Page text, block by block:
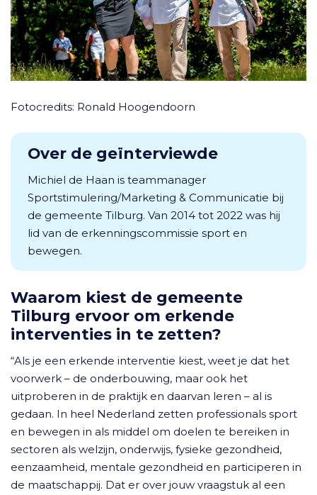
Fotocredits: Ronald Hoogendoorn
Over de geïnterviewde
Michiel de Haan is teammanager
Sportstimulering/Marketing & Communicatie bij
de gemeente Tilburg. Van 2014 tot 2022 was hij
lid van de erkenningscommissie sport en
bewegen.
Waarom kiest de gemeente
Tilburg ervoor om erkende
interventies in te zetten?
“Als je een erkende interventie kiest, weet je dat het
voorwerk – de onderbouwing, maar ook het
uitproberen in de praktijk en daarvan leren – al is
gedaan. In heel Nederland zetten professionals sport
en bewegen in als middel om doelen te bereiken in
sectoren als welzijn, onderwijs, fysieke gezondheid,
eenzaamheid, mentale gezondheid en participeren in
de maatschappij. Dat er over jouw vraagstuk al een